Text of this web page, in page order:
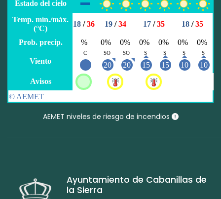
AEMET niveles de riesgo de incendios
Ayuntamiento de Cabanillas de
la Sierra